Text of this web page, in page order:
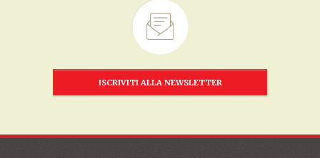
ISCRIVITI ALLA NEWSLETTER